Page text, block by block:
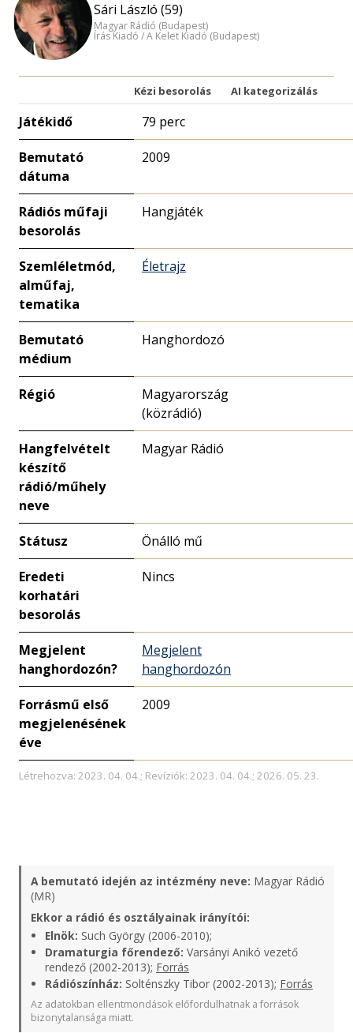
Sári László (59)
Magyar Rádió (Budapest)
Írás Kiadó / A Kelet Kiadó (Budapest)
Kézi besorolás AI kategorizálás
Játékidő 79 perc
Bemutató
dátuma
2009
Rádiós műfaji
besorolás
Hangjáték
Szemléletmód,
alműfaj,
tematika
Életrajz
Bemutató
médium
Hanghordozó
Régió
Magyarország
(közrádió)
Hangfelvételt
készítő
rádió/műhely
neve
Magyar Rádió
Státusz Önálló mű
Eredeti
korhatári
besorolás
Nincs
Megjelent
hanghordozón?
Megjelent
hanghordozón
Forrásmű első
megjelenésének
éve
2009
Létrehozva: 2023. 04. 04.; Revíziók: 2023. 04. 04.; 2026. 05. 23.
A bemutató idején az intézmény neve: Magyar Rádió
(MR)
Ekkor a rádió és osztályainak irányítói:
Elnök: Such György (2006-2010);
Dramaturgia főrendező: Varsányi Anikó vezető
rendező (2002-2013); Forrás
Rádiószínház: Solténszky Tibor (2002-2013); Forrás
Az adatokban ellentmondások előfordulhatnak a források
bizonytalansága miatt.